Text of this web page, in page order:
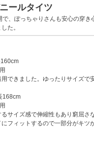
ールタイツ
、ぽっちゃりさんも安心の穿き
た。
できました。ゆったりサイズで
168cm
サイズ感で伸縮性もあり窮屈さ
フィットするので一部分がキツ